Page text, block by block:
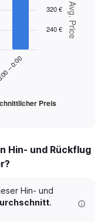
Avg. Price
Preis
– 0:00
240 €
320 €
Hin- und Rückflug
Hin- und
.